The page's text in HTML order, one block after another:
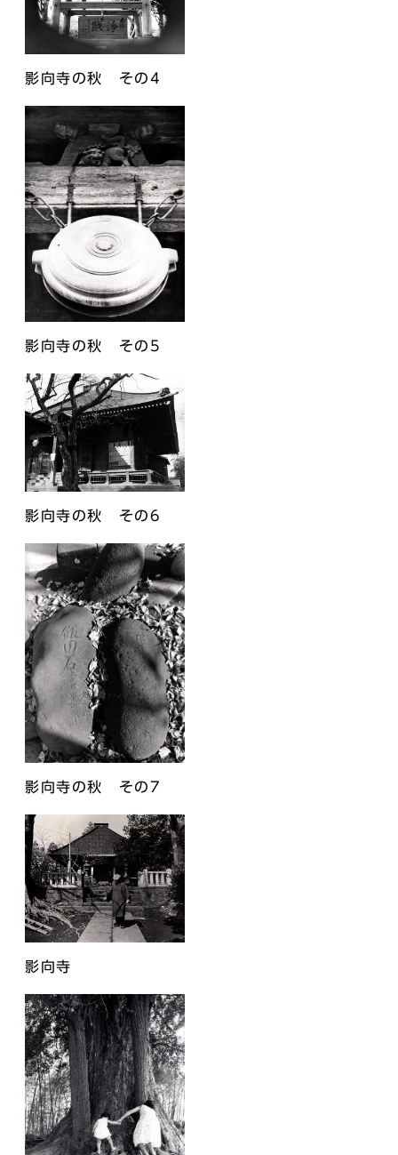
影向寺の秋 その4
影向寺の秋 その5
影向寺の秋 その6
影向寺の秋 その7
影向寺